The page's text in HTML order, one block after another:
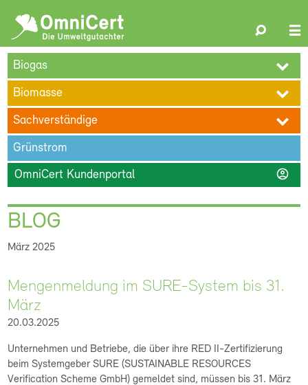
Search
ÜBER UNS BLOG TERMINE REFERENZEN
KARRIERE
KONTAKT
Biogas
Biomasse
Sachverständige
Grünstrom
OmniCert Kundenportal account_circle
BLOG
März 2025
Mengenmeldung im SURE-System bis 31.
März
20.03.2025
Unternehmen und Betriebe, die über ihre RED II-Zertifizierung
beim Systemgeber SURE (SUSTAINABLE RESOURCES
Verification Scheme GmbH) gemeldet sind, müssen bis 31. März